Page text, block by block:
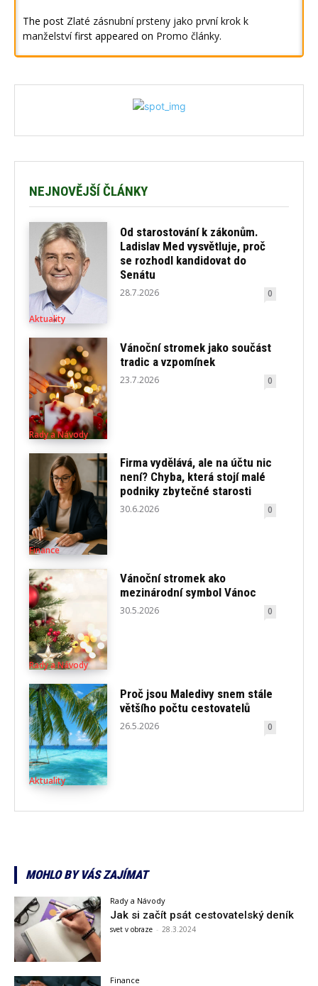
The post Zlaté zásnubní prsteny jako první krok k
manželstvífirst appeared on Promo články.
NEJNOVĚJŠÍ ČLÁNKY
Aktuality
Od starostování k zákonům.
Ladislav Med vysvětluje, proč
se rozhodl kandidovat do
Senátu
28.7.2026 0
Rady a Návody
Vánoční stromek jako součást
tradic a vzpomínek
23.7.2026 0
Finance
Firma vydělává, ale na účtu nic
není? Chyba, která stojí malé
podniky zbytečné starosti
30.6.2026 0
Rady a Návody
Vánoční stromek ako
mezinárodní symbol Vánoc
30.5.2026 0
Aktuality
Proč jsou Maledivy snem stále
většího počtu cestovatelů
26.5.2026 0
MOHLO BY VÁS ZAJÍMAT
Rady a Návody
Jak si začít psát cestovatelský deník
svet v obraze - 28.3.2024
Finance